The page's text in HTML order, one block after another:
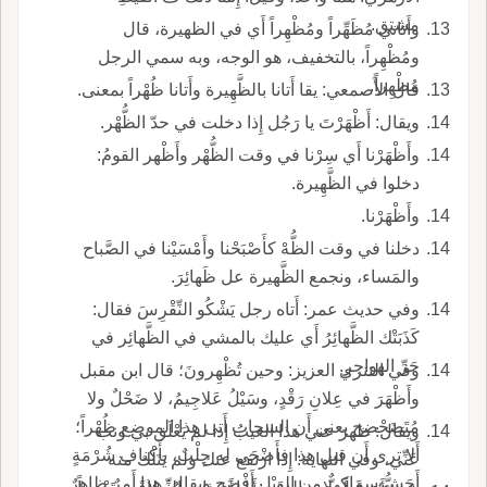
مشتق.
وأَتاني مُظَهِّراً ومُظْهِراً أَي في الظهيرة، قال
ومُظْهِراً، بالتخفيف، هو الوجه، وبه سمي الرجل
مُظْهِراً.
قال الأَصمعي: يقا أَتانا بالظَّهِيرة وأَتانا ظُهْراً بمعنى.
ويقال: أَظْهَرْتَ يا رَجُل إِذا دخلت في حدّ الظُّهْر.
وأَظْهَرْنا أَي سِرْنا في وقت الظُّهْر وأَظْهر القومُ:
دخلوا في الظَّهِيرة.
وأَظْهَرْنا.
دخلنا في وقت الظُّهْ كأَصْبَحْنا وأَمْسَيْنا في الصَّباح
والمَساء، ونجمع الظَّهيرة عل ظَهائِرَ.
وفي حديث عمر: أَتاه رجل يَشْكُو النِّقْرِسَ فقال:
كَذَبَتْك الظَّهائِرُ أَي عليك بالمشي في الظَّهائِر في
حَرِّ الهواجر.
وفي التنزي العزيز: وحين تُظْهِرونَ؛ قال ابن مقبل
وأَظْهَرَ في عِلانِ رَقْدٍ، وسَيْلُ عَلاجِيمُ، لا ضَحْلٌ ولا
مُتَضَحْضِح يعني أَن السحاب أَتى هذا الموضع ظُهْراً؛
أَلا ترى أَن قبل هذا فأَضْحَى له جِلْبٌ، بأَكنافِ شُرْمَةٍ
أَجَشُّ سِمَاكِيٌّ من الوَبْلِ أَفْصَح ويقال: هذا أَمرٌ ظاهرٌ
ويقال: ظهرَ عني هذا العيبُ إِذا لم يَعْلَق بي ونب
عَنِّي، وفي النهاية: إِذا ارتفع عنك ولم يَنَلْك منه